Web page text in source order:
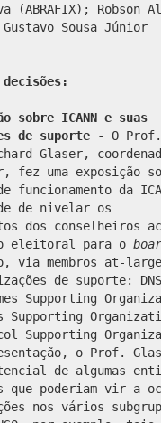
(ABRAFIX); Robson
Sousa Júnior
sobre ICANN e suas
de suporte
- O Prof.
Glaser,
fez uma exposição
funcionamento da
de nivelar os
dos conselheiros
eleitoral para o
via membros at-
de suporte:
Supporting
Supporting
Supporting
o Prof.
de algumas
poderiam vir a
nos vários